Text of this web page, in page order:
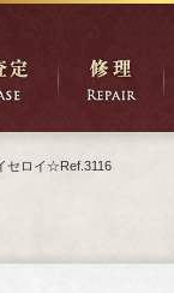
セロイ☆Ref.3116